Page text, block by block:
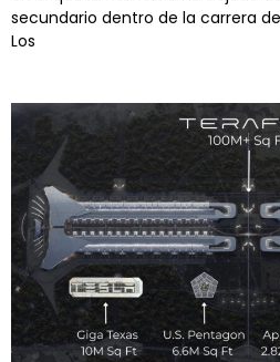
secundario dentro de la carrera
Los